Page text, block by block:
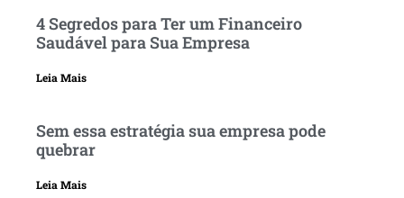
4 Segredos para Ter um Financeiro
Saudável para Sua Empresa
Leia Mais
Sem essa estratégia sua empresa pode
quebrar
Leia Mais